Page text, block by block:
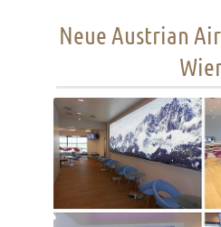
Neue Austrian